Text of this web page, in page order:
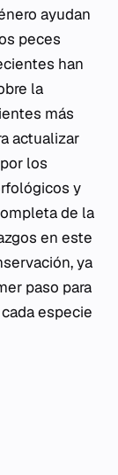
ayudan
peces
han
la
más
actualizar
los
y
de la
en este
ya
paso para
especie